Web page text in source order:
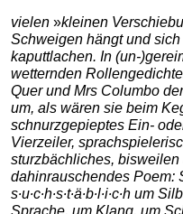
vielen »kleinen
Schweigen hängtund sich
kaputtlachen. In (un-
wetternden
Quer und Mrs Columbo
um, als wären sie beim
schnurzgepieptes Ein-
Vierzeiler,
sturzbächliches, bisweilen
dahinrauschendes Poem:
s∙u∙c∙h∙s∙t∙ä∙b∙l∙i∙c∙h um
Sprache, um Klang, um